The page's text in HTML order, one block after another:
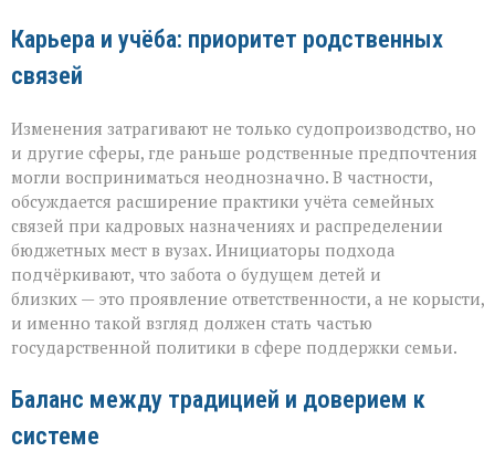
Карьера и учёба: приоритет родственных
связей
Изменения затрагивают не только судопроизводство, но
и другие сферы, где раньше родственные предпочтения
могли восприниматься неоднозначно. В частности,
обсуждается расширение практики учёта семейных
связей при кадровых назначениях и распределении
бюджетных мест в вузах. Инициаторы подхода
подчёркивают, что забота о будущем детей и
близких — это проявление ответственности, а не корысти,
и именно такой взгляд должен стать частью
государственной политики в сфере поддержки семьи.
Баланс между традицией и доверием к
системе